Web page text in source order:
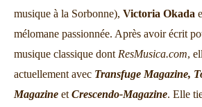
musique à la Sorbonne), Victoria Okada
mélomane passionnée. Après avoir écrit
musique classique dont ResMusica.com,
actuellement avec Transfuge Magazine,
Magazine et Crescendo-Magazine. Elle